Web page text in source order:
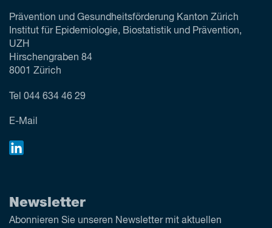
Prävention und Gesundheitsförderung Kanton Zürich
Institut für Epidemiologie, Biostatistik und Prävention,
UZH
Hirschengraben 84
8001 Zürich
Tel 044 634 46 29
E-Mail
Newsletter
Abonnieren Sie unseren Newsletter mit aktuellen